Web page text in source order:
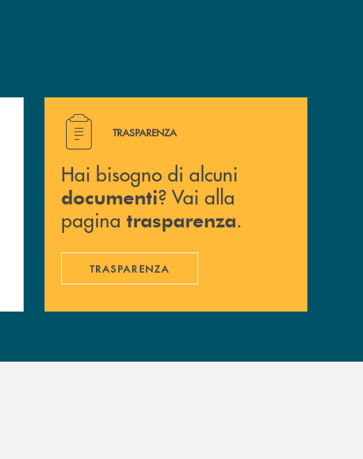
Hai bisogno di alcuni documenti ? Vai alla pagina
TRASPARENZA
Hai bisogno di alcuni
documenti? Vai alla
pagina trasparenza.
TRASPARENZA